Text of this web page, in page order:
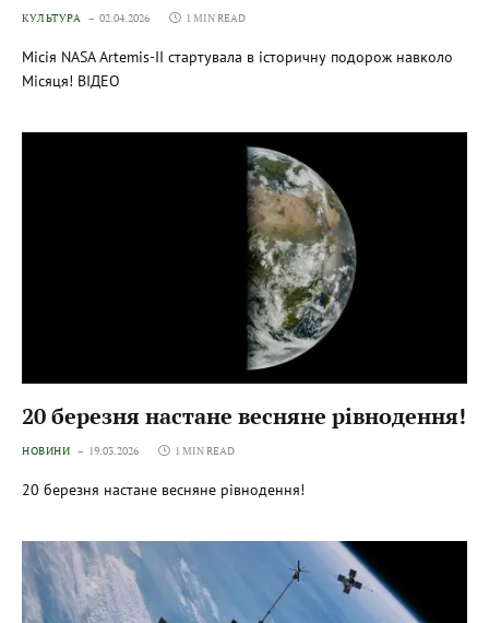
КУЛЬТУРА 02.04.2026 1 MIN READ
Місія NASA Artemis-II стартувала в історичну подорож навколо
Місяця! ВІДЕО
20 березня настане весняне рівнодення!
НОВИНИ 19.03.2026 1 MIN READ
20 березня настане весняне рівнодення!